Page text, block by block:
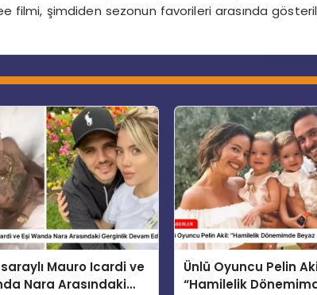
filmi, şimdiden sezonun favorileri arasında
Mauro Icardi ve
Nara Arasındaki
Ünlü Oyuncu Pelin
“Hamilelik